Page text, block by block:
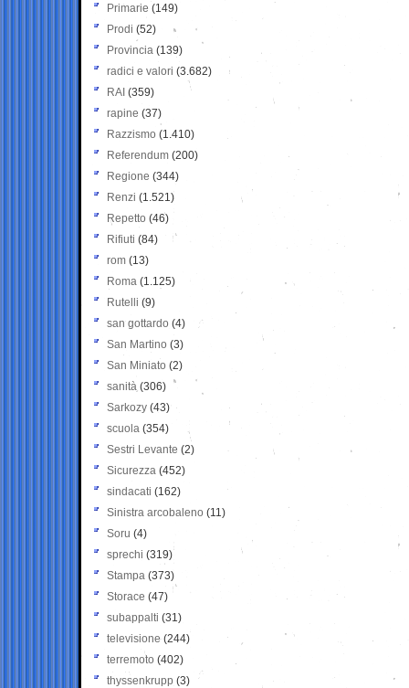
Primarie (149)
Prodi (52)
Provincia (139)
radici e valori (3.682)
RAI (359)
rapine (37)
Razzismo (1.410)
Referendum (200)
Regione (344)
Renzi (1.521)
Repetto (46)
Rifiuti (84)
rom (13)
Roma (1.125)
Rutelli (9)
san gottardo (4)
San Martino (3)
San Miniato (2)
sanità (306)
Sarkozy (43)
scuola (354)
Sestri Levante (2)
Sicurezza (452)
sindacati (162)
Sinistra arcobaleno (11)
Soru (4)
sprechi (319)
Stampa (373)
Storace (47)
subappalti (31)
televisione(244)
terremoto (402)
thyssenkrupp (3)